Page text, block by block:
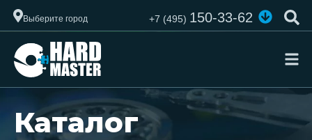
Выберите город +7 (495)150-33-62
Каталог